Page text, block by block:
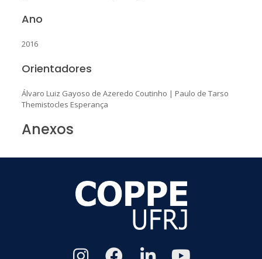
Ano
2016
Orientadores
Álvaro Luiz Gayoso de Azeredo Coutinho | Paulo de Tarso
Themistocles Esperança
Anexos